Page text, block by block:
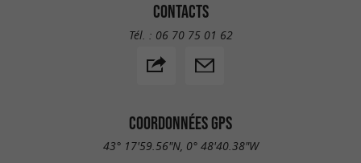
CONTACTS
Tél. : 06 70 75 01 62
COORDONNÉES GPS
43° 17'59.56"N, 0° 48'40.38"W